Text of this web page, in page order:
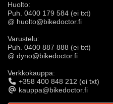
Huolto:
Puh. 0400 179 584 (ei txt)
@ huolto@bikedoctor.fi
Varustelu:
Puh. 0400 887 888 (ei txt)
@ dyno@bikedoctor.fi
Verkkokauppa:
+358 400 848 212 (ei txt)
kauppa@bikedoctor.fi